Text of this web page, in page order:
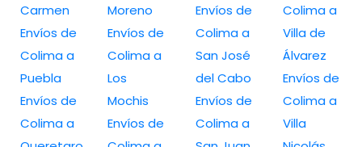
Carmen
Envíos de
Colima a
Puebla
Envíos de
Colima a
Moreno
Envíos de
Colima a
Los
Mochis
Envíos de
Envíos de
Colima a
San José
del Cabo
Envíos de
Colima a
Colima a
Villa de
Álvarez
Envíos de
Colima a
Villa